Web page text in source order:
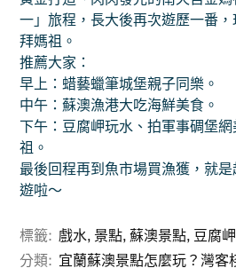
一」旅程，長大後再次遊歷一番，
拜媽祖。
推薦大家：
早上：蜡藝蠟筆城堡親子同樂。
中午：蘇澳漁港大吃海鮮美食。
下午：豆腐岬玩水、拍軍事碉堡
祖。
最後回程再到魚市場買漁獲，就
遊啦～
標籤: 戲水,景點,蘇澳景點, 豆腐岬
分類: 宜蘭蘇澳景點怎麼玩？灣客